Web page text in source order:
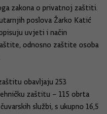
zakona o privatnoj zaštiti.
poslova Žarko Katić
uvjeti i način
odnosno zaštite osoba
obavljaju 253
zaštitu – 115 obrta
službi, s ukupno 16,5